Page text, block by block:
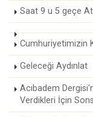
Saat 9 u 5 geçe
Cumhuriyetimizin
Geleceği Aydınlat
Acıbadem
Verdikleri İçin